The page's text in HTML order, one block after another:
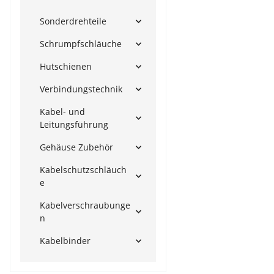
Sonderdrehteile
Schrumpfschläuche
Hutschienen
Verbindungstechnik
Kabel- und
Leitungsführung
Gehäuse Zubehör
Kabelschutzschläuch
e
Kabelverschraubunge
n
Kabelbinder